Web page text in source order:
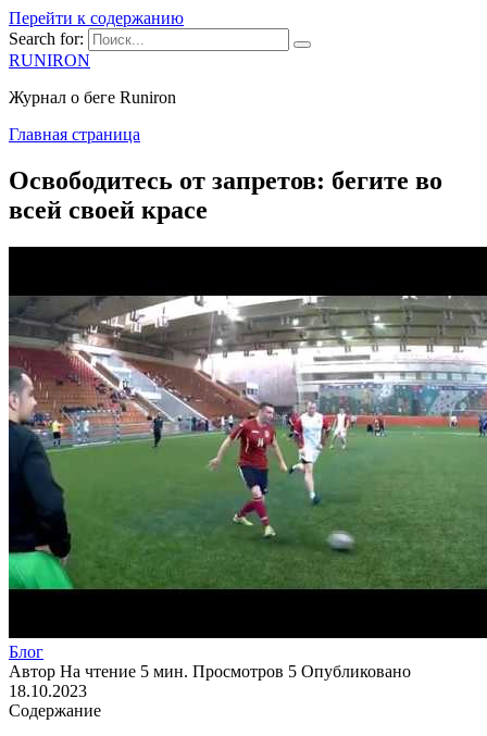
Перейти к содержанию
Search for:
RUNIRON
Журнал о беге Runiron
Главная страница
Освободитесь от запретов: бегите во
всей своей красе
Блог
Автор На чтение 5 мин. Просмотров 5 Опубликовано
18.10.2023
Содержание